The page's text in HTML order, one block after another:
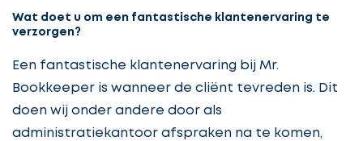
Wat doet u om een fantastische klantenervaring te
verzorgen?
Een fantastische klantenervaring bij Mr.
Bookkeeper is wanneer de cliënt tevreden is. Dit
doen wij onder andere door als
administratiekantoor afspraken na te komen,